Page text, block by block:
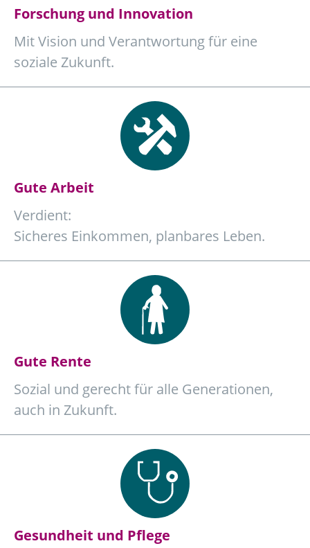
Forschung und Innovation
Mit Vision und Verantwortung für eine
soziale Zukunft.
Gute Arbeit
Verdient:
Sicheres Einkommen, planbares Leben.
Gute Rente
Sozial und gerecht für alle Generationen,
auch in Zukunft.
Gesundheit und Pflege